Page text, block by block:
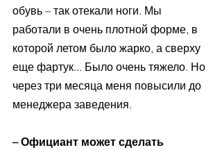
обувь – так отекали ноги. Мы
работали в очень плотной форме, в
которой летом было жарко, а сверху
еще фартук... Было очень тяжело. Но
через три месяца меня повысили до
менеджера заведения.
– Официант может сделать